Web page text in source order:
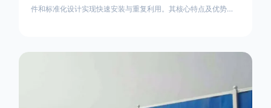
件和标准化设计实现快速安装与重复利用。其核心特点及优势如
撑、横撑加强筋等部件增强整体稳定性立柱规格：通常为